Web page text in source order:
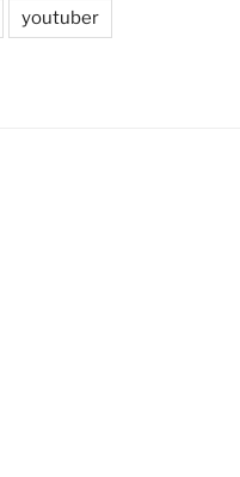
youtuber